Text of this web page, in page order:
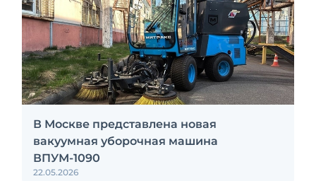
В Москве представлена новая
вакуумная уборочная машина
ВПУМ-1090
22.05.2026